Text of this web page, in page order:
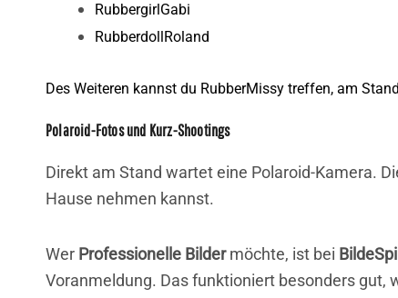
RubbergirlGabi
RubberdollRoland
Des Weiteren kannst du RubberMissy treffen, am
Polaroid-Fotos und Kurz-Shootings
Direkt am Stand wartet eine Polaroid-Kamera.
Hause nehmen kannst.
Wer Professionelle Bildermöchte, ist bei
Voranmeldung. Das funktioniert besonders gut,